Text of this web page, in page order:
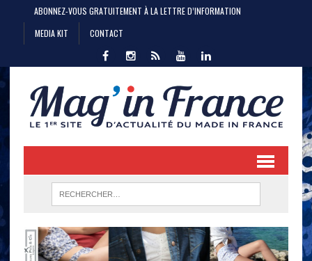
ABONNEZ-VOUS GRATUITEMENT À LA LETTRE D’INFORMATION
MEDIA KIT
CONTACT